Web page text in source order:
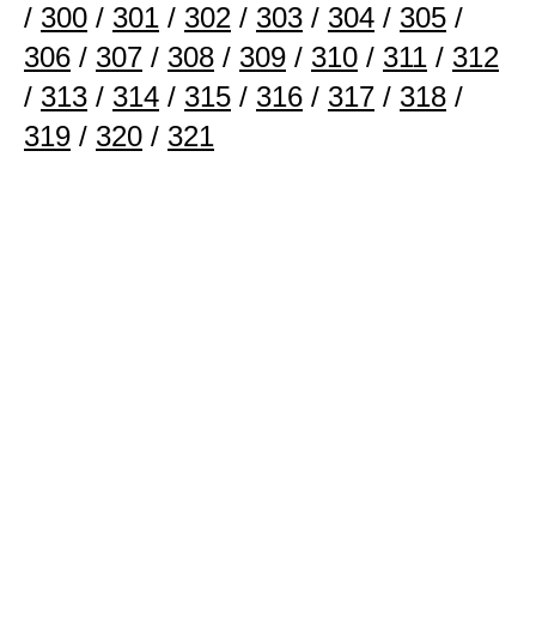
/ 300 / 301 / 302 / 303 / 304 / 305 /
306 / 307 / 308 / 309 / 310 / 311 / 312
/ 313 / 314 / 315 / 316 / 317 / 318 /
319 / 320 / 321